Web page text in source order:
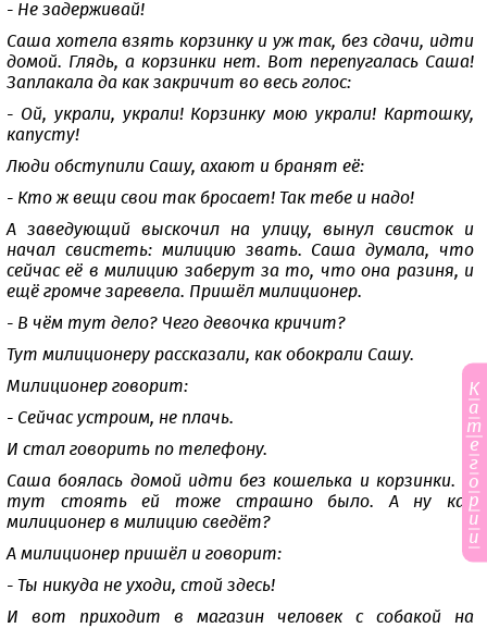
- Не задерживай!
Саша хотела взять корзинку и уж так, без сдачи, идти
домой. Глядь, а корзинки нет. Вот перепугалась Саша!
Заплакала да как закричит во весь голос:
- Ой, украли, украли! Корзинку мою украли! Картошку,
капусту!
Люди обступили Сашу, ахают и бранят её:
- Кто ж вещи свои так бросает! Так тебе и надо!
А заведующий выскочил на улицу, вынул свисток и
начал свистеть: милицию звать. Саша думала, что
сейчас её в милицию заберут за то, что она разиня, и
ещё громче заревела. Пришёл милиционер.
- В чём тут дело? Чего девочка кричит?
Тут милиционеру рассказали, как обокрали Сашу.
Милиционер говорит:
- Сейчас устроим, не плачь.
И стал говорить по телефону.
Саша боялась домой идти без кошелька и корзинки. И
тут стоять ей тоже страшно было. А ну как
милиционер в милицию сведёт?
А милиционер пришёл и говорит:
- Ты никуда не уходи, стой здесь!
И вот приходит в магазин человек с собакой на
К
а
т
е
г
о
р
и
и